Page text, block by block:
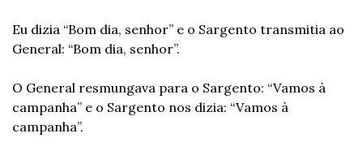
Eu dizia “Bom dia, senhor” e o Sargento transmitia ao
General: “Bom dia, senhor”.
O General resmungava para o Sargento: “Vamos à
campanha” e o Sargento nos dizia: “Vamos à
campanha”.